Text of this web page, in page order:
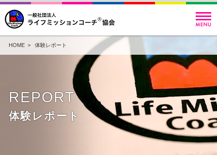
HOME> 体験レポート
REPORT
体験レポート